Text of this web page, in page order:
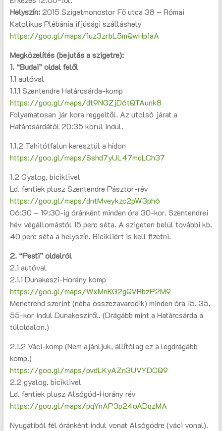
Helyszín:2015 Szigetmonostor Fő utca 38 – Római
Katolikus Plébánia ifjúsági szálláshely
https://goo.gl/maps/1uz3zrbL5mQwHp1aA
Megközelítés (bejutás a szigetre):
1. “Budai” oldal felől
1.1 autóval
1.1.1 Szentendre Határcsárda-komp
https://goo.gl/maps/dt9NGZjD6tQTAunk8
Folyamatosan jár kora reggeltől. Az utolsó járat a
Határcsárdától 20:35 körül indul.
1.1.2 Tahitótfalun keresztül a hídon
https://goo.gl/maps/Sshd7yUL47mcLCh37
1.2 Gyalog, biciklivel
Ld. fentiek plusz Szentendre Pásztor-rév
https://goo.gl/maps/dntMveykzc2pW3ph6
06:30 – 19:30-ig óránként minden óra 30-kor. Szentendrei
hév végállomástól 15 perc séta. A szigeten belül további kb.
40 perc séta a helyszín. Bicikliért is kell fizetni.
2. “Pesti” oldalról
2.1 autóval
2.1.1 Dunakeszi-Horány komp
https://goo.gl/maps/WxMnKG2gQVRbzP2M9
Menetrend szerint (néha összezavarodik) minden óra 15, 35,
55-kor indul Dunakesziről. (Drágább mint a Határcsárda a
túloldalon.)
2.1.2 Váci-komp (Nem ajánljuk, állítólag ez a legdrágább
komp.)
https://goo.gl/maps/pvdLKyAZn3UVYDCQ9
2.2 gyalog, biciklivel
Ld. fentiek plusz Alsógöd-Horány rév
https://goo.gl/maps/pqYnAP3p24oADqzMA
Nyugatiból fél óránként indul vonat Alsógödre (váci vonal).